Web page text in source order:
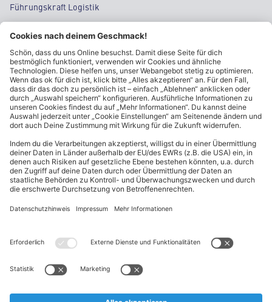
Führungskraft Logistik
Regional Sales Manager
Supply Chain Management
Tech & IT
Einkauf
Category Management
ALDI Nord Karriere folgen
stellt weder ein Stellenangebot noch einen Arbeitsvertrag dar.